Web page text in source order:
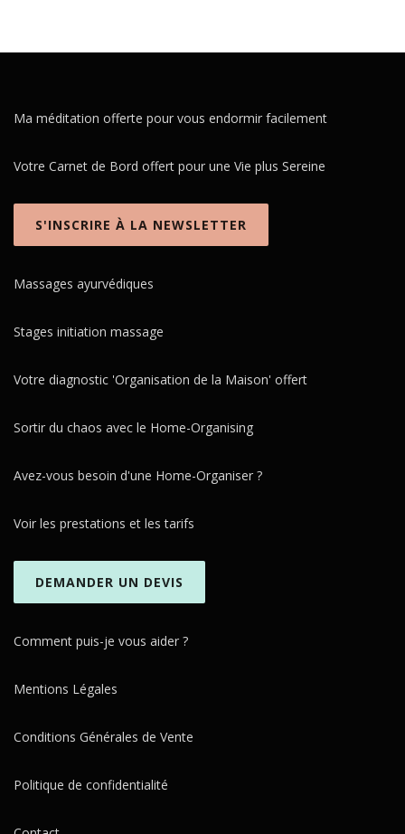
Ma méditation offerte pour vous endormir facilement
Votre Carnet de Bord offert pour une Vie plus Sereine
S'INSCRIRE À LA NEWSLETTER
Massages ayurvédiques
Stages initiation massage
Votre diagnostic 'Organisation de la Maison' offert
Sortir du chaos avec le Home-Organising
Avez-vous besoin d'une Home-Organiser ?
Voir les prestations et les tarifs
DEMANDER UN DEVIS
Comment puis-je vous aider ?
Mentions Légales
Conditions Générales de Vente
Politique de confidentialité